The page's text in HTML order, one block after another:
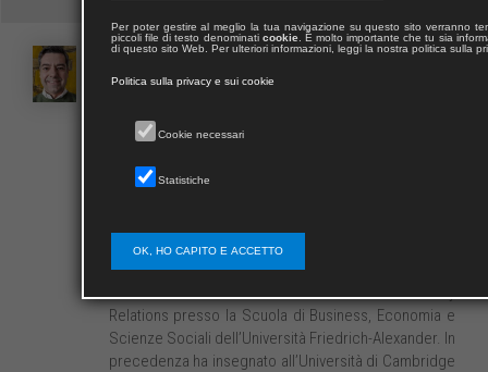
Gian Luca
Professore ordinario e titolare della cattedra di
attenzione all’America Latina) presso l’Università di
Friedrich-Alexander di Erlangen Norimberga,
Germania. Dal 2014 al 2021 è stato titolare della
cattedra di International Business and Society
Relations presso la Scuola di Business, Economia e
Scienze Sociali dell’Università Friedrich-Alexander. In
precedenza ha insegnato all’Università di Cambridge
Per poter gestire al meglio la tua navigazione su questo sito verranno
piccoli file di testo denominati cookie. È molto importante che tu sia
di questo sito Web. Per ulteriori informazioni, leggi la nostra politica sulla
Politica sulla privacy e sui cookie
Cookie necessari
Statistiche
OK, HO CAPITO E ACCETTO